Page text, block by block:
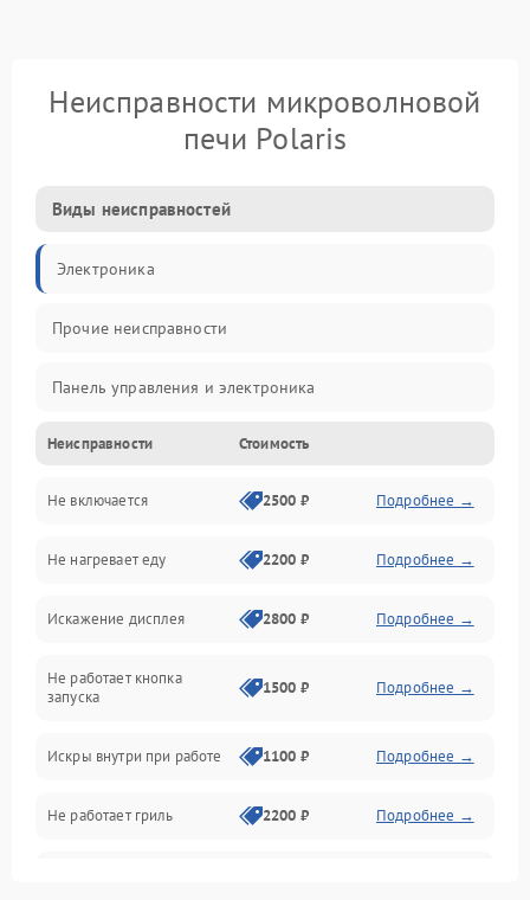
Неисправности микроволновой
печи Polaris
Виды неисправностей
Электроника
Прочие неисправности
Панель управления и электроника
Дверца и корпус
Механика и внутренние элементы
Механические повреждения
Питание и запуск
Нагрев и приготовление
Программное обеспечение
Неисправности Стоимость
Не включается 2500 ₽ Подробнее →
Не нагревает еду 2200 ₽ Подробнее →
Искажение дисплея 2800 ₽ Подробнее →
Не работает кнопка
запуска
1500 ₽ Подробнее →
Искры внутри при работе 1100 ₽ Подробнее →
Не работает гриль 2200 ₽ Подробнее →